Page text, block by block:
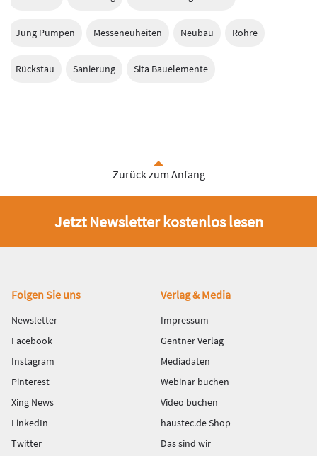
Jung Pumpen Messeneuheiten Neubau Rohre
Rückstau Sanierung Sita Bauelemente
Zurück zum Anfang
Jetzt Newsletter kostenlos lesen
Fußbereich
Folgen Sie uns
Newsletter
Facebook
Instagram
Pinterest
Xing News
LinkedIn
Twitter
Verlag & Media
Impressum
Gentner Verlag
Mediadaten
Webinar buchen
Video buchen
haustec.de Shop
Das sind wir